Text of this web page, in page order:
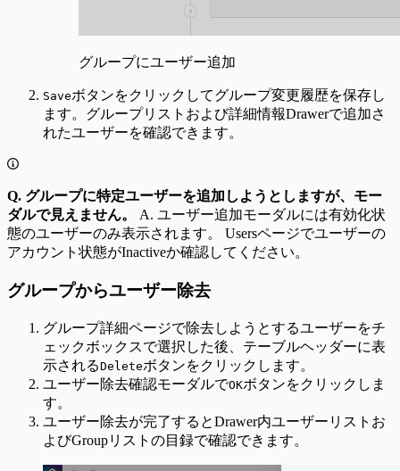
グループにユーザー追加
Saveボタンをクリックしてグループ変更履歴を保存し
ます。グループリストおよび詳細情報Drawerで追加さ
れたユーザーを確認できます。
Q. グループに特定ユーザーを追加しようとしますが、モー
ダルで見えません。
A. ユーザー追加モーダルには有効化状
態のユーザーのみ表示されます。 Usersページでユーザーの
アカウント状態がInactiveか確認してください。
グループからユーザー除去
グループ詳細ページで除去しようとするユーザーをチ
ェックボックスで選択した後、テーブルヘッダーに表
示されるDeleteボタンをクリックします。
ユーザー除去確認モーダルでOKボタンをクリックしま
す。
ユーザー除去が完了するとDrawer内ユーザーリストお
よびGroupリストの目録で確認できます。